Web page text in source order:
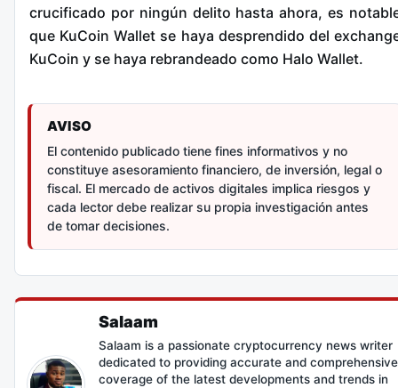
crucificado por ningún delito hasta ahora, es
que KuCoin Wallet se haya desprendido del
KuCoin y se haya rebrandeado como Halo Wallet.
AVISO
El contenido publicado tiene fines informativos y no
constituye asesoramiento financiero, de inversión, legal o
fiscal. El mercado de activos digitales implica riesgos y
cada lector debe realizar su propia investigación antes
de tomar decisiones.
Salaam
Salaam is a passionate cryptocurrency news writer
dedicated to providing accurate and comprehensive
coverage of the latest developments and trends in